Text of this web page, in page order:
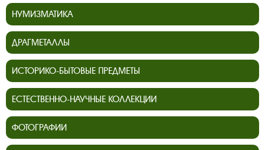
НУМИЗМАТИКА
ДРАГМЕТАЛЛЫ
ИСТОРИКО-БЫТОВЫЕ ПРЕДМЕТЫ
ЕСТЕСТВЕННО-НАУЧНЫЕ КОЛЛЕКЦИИ
ФОТОГРАФИИ